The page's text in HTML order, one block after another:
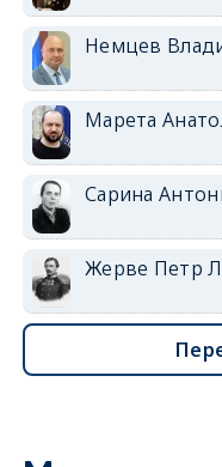
Немцев
Марета
Сарина
Жерве Петр